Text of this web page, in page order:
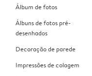
Álbum de fotos
Álbuns de fotos pré-
desenhados
Decoração de parede
Impressões de colagem